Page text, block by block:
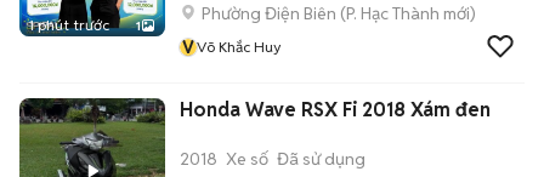
1 phút trước 1
Phường Điện Biên (P. Hạc Thành mới)
VVõ Khắc Huy
Honda Wave RSX Fi 2018 Xám đen
2018 Xe số Đã sử dụng